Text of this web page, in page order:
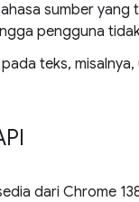
sumber
pengguna
teks,
dari Chrome